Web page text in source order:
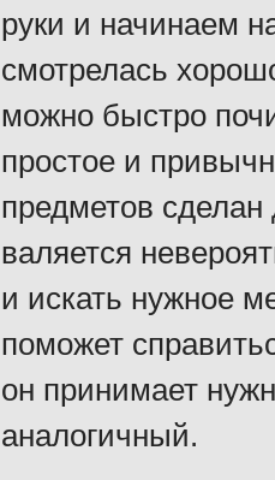
руки и начинаем
смотрелась
можно быстро
простое и
предметов сделан
валяется
и искать нужное
поможет
он принимает
аналогичный.